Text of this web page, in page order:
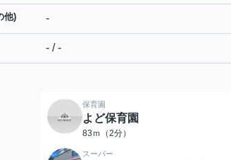
他) -
- / -
保育園
よど保育園
83ｍ（2分）
スーパー